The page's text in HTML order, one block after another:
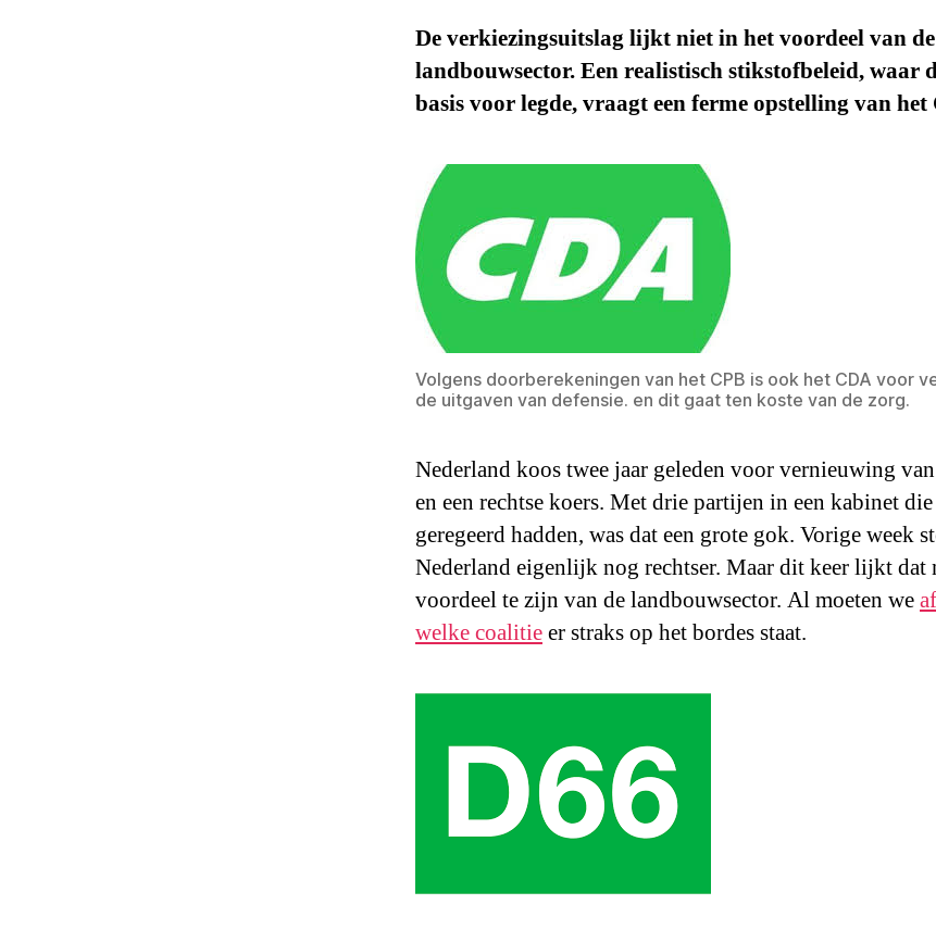
De verkiezingsuitslag lijkt niet in het voordeel van de
landbouwsector. Een realistisch stikstofbeleid, waar
basis voor legde, vraagt een ferme opstelling van het
Volgens doorberekeningen van het CPB is ook het CDA voor
de uitgaven van defensie. en dit gaat ten koste van de zorg.
Nederland koos twee jaar geleden voor vernieuwing
en een rechtse koers. Met drie partijen in een kabinet
geregeerd hadden, was dat een grote gok. Vorige week
Nederland eigenlijk nog rechtser. Maar dit keer lijkt dat
voordeel te zijn van de landbouwsector. Al moeten we
welke coalitieer straks op het bordes staat.